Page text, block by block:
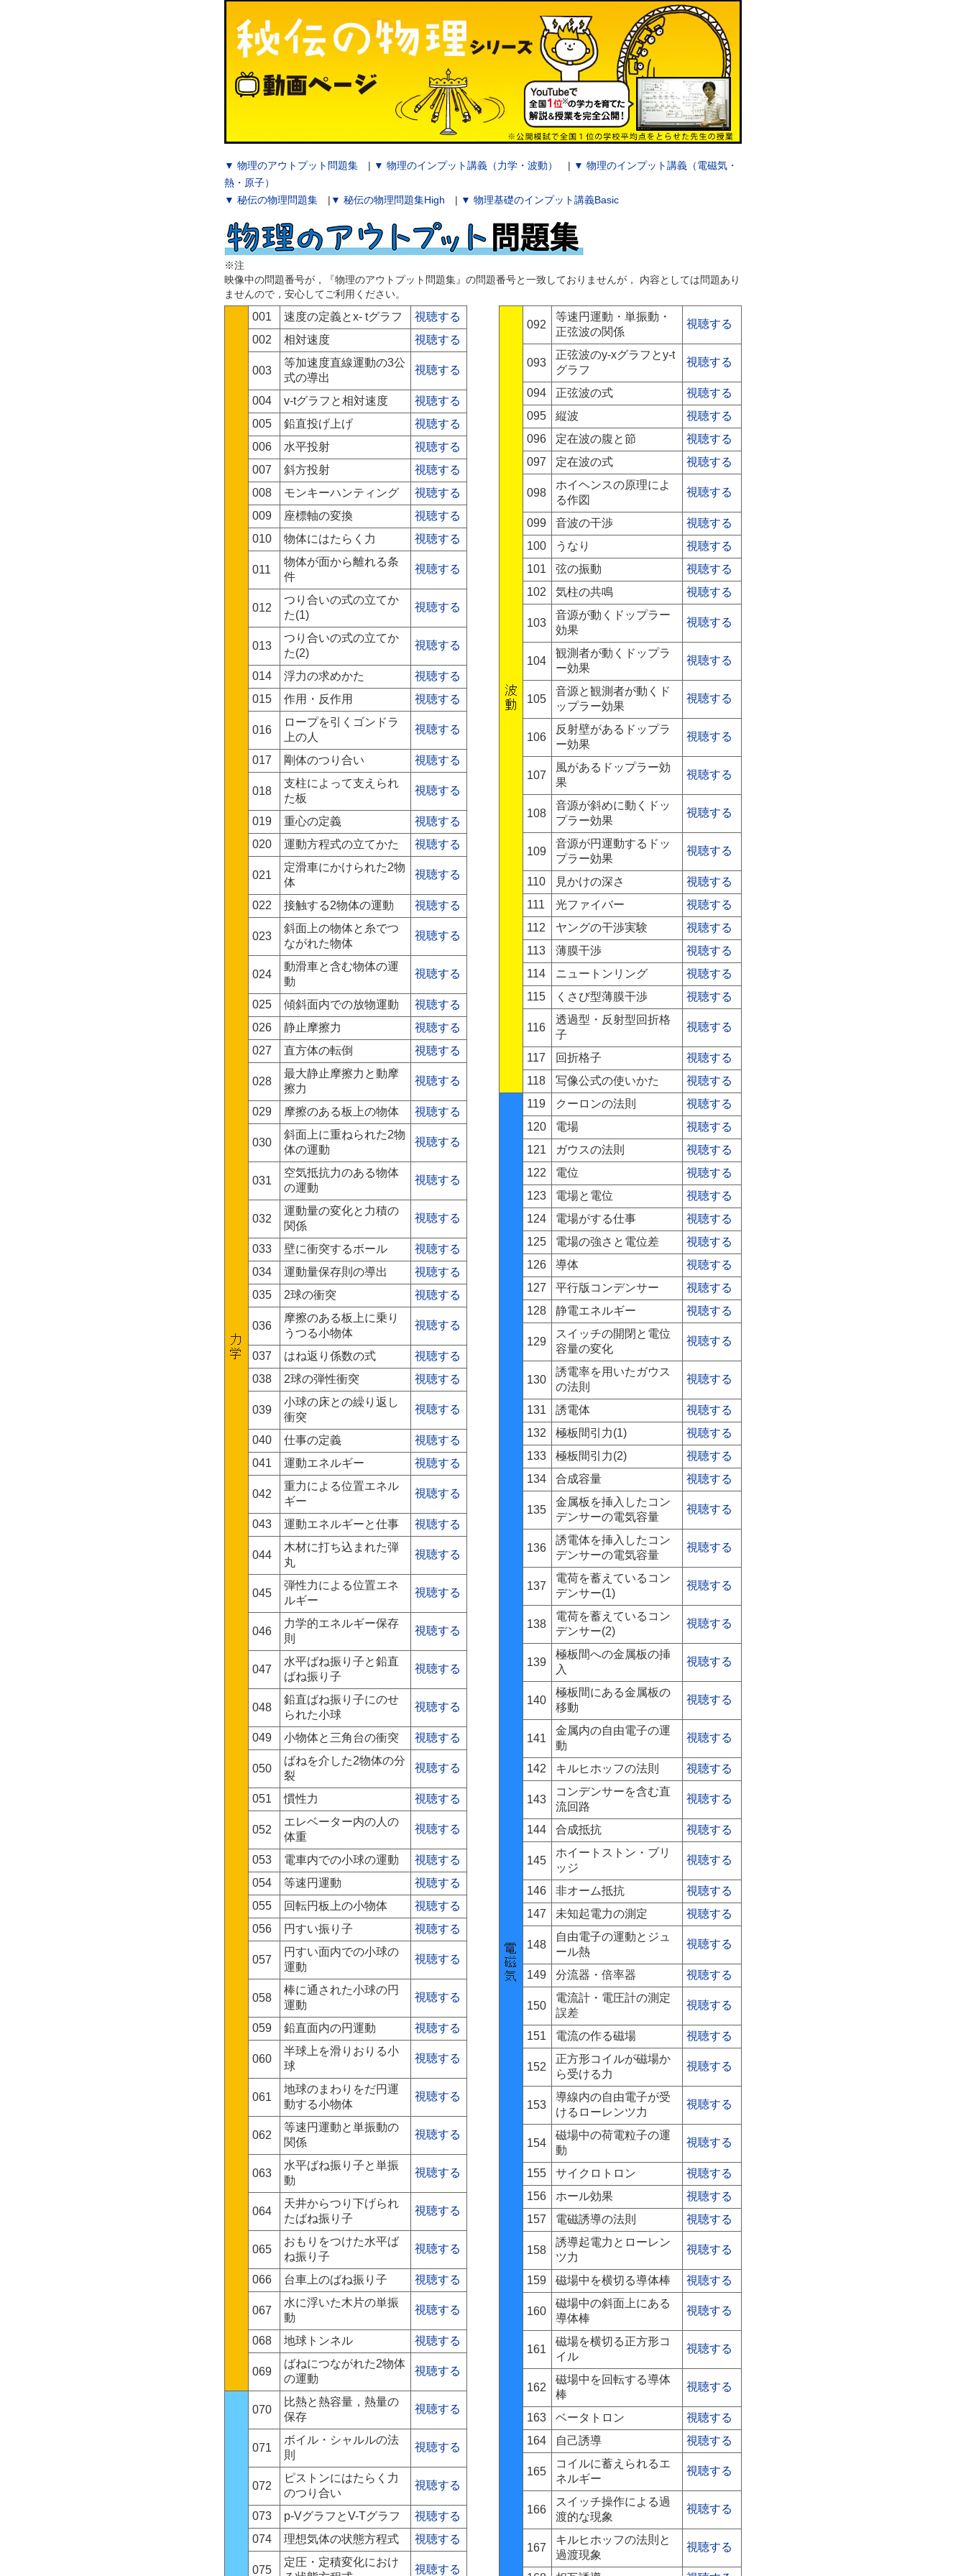
▼ 物理のアウトプット問題集 | ▼ 物理のインプット講義（力学・波動） | ▼ 物理のインプット講義（電磁気・
熱・原子）
▼ 秘伝の物理問題集 | ▼ 秘伝の物理問題集High | ▼ 物理基礎のインプット講義Basic
※注
映像中の問題番号が，『物理のアウトプット問題集』の問題番号と一致しておりませんが， 内容としては問題あり
ませんので，安心してご利用ください。
001 速度の定義とx- tグラフ
視聴する
002
相対速度 視聴する
003
等加速度直線運動の3公
式の導出
視聴する
004 v-tグラフと相対速度
視聴する
005
鉛直投げ上げ
視聴する
006
水平投射
視聴する
007
斜方投射
視聴する
008
モンキーハンティング
視聴する
009
座標軸の変換
視聴する
010
物体にはたらく力 視聴する
011
物体が面から離れる条
件
視聴する
012
つり合いの式の立てか
た(1)
視聴する
013
つり合いの式の立てか
た(2)
視聴する
014 浮力の求めかた
視聴する
015
作用・反作用 視聴する
016
ロープを引くゴンドラ
上の人
視聴する
017 剛体のつり合い 視聴する
018
支柱によって支えられ
た板
視聴する
019 重心の定義
視聴する
020
運動方程式の立てかた 視聴する
021
定滑車にかけられた2物
体
視聴する
022 接触する2物体の運動 視聴する
023
斜面上の物体と糸でつ
ながれた物体
視聴する
024
動滑車と含む物体の運
動
視聴する
025 傾斜面内での放物運動
視聴する
026
静止摩擦力
視聴する
027
直方体の転倒 視聴する
028
最大静止摩擦力と動摩
擦力
視聴する
029 摩擦のある板上の物体 視聴する
030
斜面上に重ねられた2物
体の運動
視聴する
031
空気抵抗力のある物体
の運動
視聴する
032
運動量の変化と力積の
関係
視聴する
033 壁に衝突するボール
視聴する
034
運動量保存則の導出
視聴する
035
2球の衝突 視聴する
036
摩擦のある板上に乗り
うつる小物体
視聴する
037 はね返り係数の式
視聴する
038
2球の弾性衝突 視聴する
039
小球の床との繰り返し
衝突
視聴する
040 仕事の定義
視聴する
041
運動エネルギー 視聴する
042
重力による位置エネル
ギー
視聴する
043 運動エネルギーと仕事 視聴する
044
木材に打ち込まれた弾
丸
視聴する
045
弾性力による位置エネ
ルギー
視聴する
046
力学的エネルギー保存
則
視聴する
047
水平ばね振り子と鉛直
ばね振り子
視聴する
048
鉛直ばね振り子にのせ
られた小球
視聴する
049 小物体と三角台の衝突 視聴する
050
ばねを介した2物体の分
裂
視聴する
051 慣性力 視聴する
052
エレベーター内の人の
体重
視聴する
053 電車内での小球の運動
視聴する
054
等速円運動
視聴する
055
回転円板上の小物体
視聴する
056
円すい振り子 視聴する
057
円すい面内での小球の
運動
視聴する
058
棒に通された小球の円
運動
視聴する
059 鉛直面内の円運動 視聴する
060
半球上を滑りおりる小
球
視聴する
061
地球のまわりをだ円運
動する小物体
視聴する
062
等速円運動と単振動の
関係
視聴する
063
水平ばね振り子と単振
動
視聴する
064
天井からつり下げられ
たばね振り子
視聴する
065
おもりをつけた水平ば
ね振り子
視聴する
066 台車上のばね振り子 視聴する
067
水に浮いた木片の単振
動
視聴する
068 地球トンネル 視聴する
069
ばねにつながれた2物体
の運動
視聴する
070
比熱と熱容量，熱量の
保存
視聴する
071
ボイル・シャルルの法
則
視聴する
072
ピストンにはたらく力
のつり合い
視聴する
073 p-VグラフとV-Tグラフ
視聴する
074
理想気体の状態方程式 視聴する
075
定圧・定積変化におけ
視聴する
092
等速円運動・単振動・
正弦波の関係
視聴する
093
正弦波のy-xグラフとy-t
グラフ
視聴する
094 正弦波の式
視聴する
095
縦波
視聴する
096
定在波の腹と節
視聴する
097
定在波の式 視聴する
098
ホイヘンスの原理によ
る作図
視聴する
099 音波の干渉
視聴する
100
うなり
視聴する
101
弦の振動
視聴する
102
気柱の共鳴 視聴する
103
音源が動くドップラー
効果
視聴する
104
観測者が動くドップラ
ー効果
視聴する
105
音源と観測者が動くド
ップラー効果
視聴する
106
反射壁があるドップラ
ー効果
視聴する
107
風があるドップラー効
果
視聴する
108
音源が斜めに動くドッ
プラー効果
視聴する
109
音源が円運動するドッ
プラー効果
視聴する
110 見かけの深さ
視聴する
111
光ファイバー
視聴する
112
ヤングの干渉実験
視聴する
113
薄膜干渉
視聴する
114
ニュートンリング
視聴する
115
くさび型薄膜干渉 視聴する
116
透過型・反射型回折格
子
視聴する
117 回折格子
視聴する
118
写像公式の使いかた
視聴する
119
クーロンの法則
視聴する
120
電場
視聴する
121
ガウスの法則
視聴する
122
電位
視聴する
123
電場と電位
視聴する
124
電場がする仕事
視聴する
125
電場の強さと電位差
視聴する
126
導体
視聴する
127
平行版コンデンサー
視聴する
128
静電エネルギー 視聴する
129
スイッチの開閉と電位
容量の変化
視聴する
130
誘電率を用いたガウス
の法則
視聴する
131 誘電体
視聴する
132
極板間引力(1)
視聴する
133
極板間引力(2)
視聴する
134
合成容量 視聴する
135
金属板を挿入したコン
デンサーの電気容量
視聴する
136
誘電体を挿入したコン
デンサーの電気容量
視聴する
137
電荷を蓄えているコン
デンサー(1)
視聴する
138
電荷を蓄えているコン
デンサー(2)
視聴する
139
極板間への金属板の挿
入
視聴する
140
極板間にある金属板の
移動
視聴する
141
金属内の自由電子の運
動
視聴する
142 キルヒホッフの法則 視聴する
143
コンデンサーを含む直
流回路
視聴する
144 合成抵抗 視聴する
145
ホイートストン・ブリ
ッジ
視聴する
146 非オーム抵抗
視聴する
147
未知起電力の測定 視聴する
148
自由電子の運動とジュ
ール熱
視聴する
149 分流器・倍率器 視聴する
150
電流計・電圧計の測定
誤差
視聴する
151 電流の作る磁場 視聴する
152
正方形コイルが磁場か
ら受ける力
視聴する
153
導線内の自由電子が受
けるローレンツ力
視聴する
154
磁場中の荷電粒子の運
動
視聴する
155 サイクロトロン
視聴する
156
ホール効果
視聴する
157
電磁誘導の法則 視聴する
158
誘導起電力とローレン
ツ力
視聴する
159 磁場中を横切る導体棒 視聴する
160
磁場中の斜面上にある
導体棒
視聴する
161
磁場を横切る正方形コ
イル
視聴する
162
磁場中を回転する導体
棒
視聴する
163 ベータトロン
視聴する
164
自己誘導 視聴する
165
コイルに蓄えられるエ
ネルギー
視聴する
166
スイッチ操作による過
渡的な現象
視聴する
167
キルヒホッフの法則と
過渡現象
視聴する